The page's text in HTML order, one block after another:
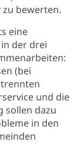
bewerten.
eine
der drei
(bei
und die
sollen dazu
in den